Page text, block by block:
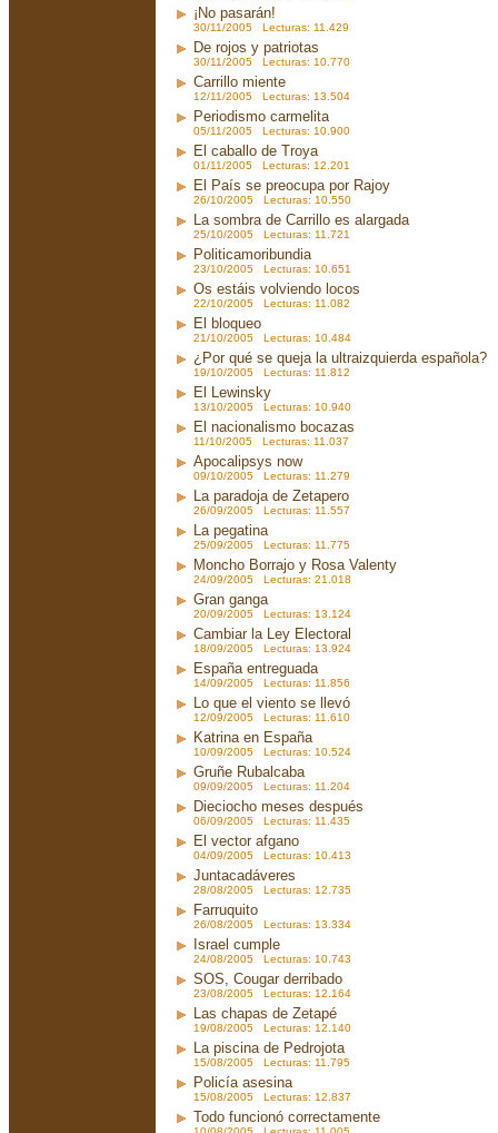
¡No pasarán!
30/11/2005 Lecturas: 11.429
De rojos y patriotas
30/11/2005 Lecturas: 10.770
Carrillo miente
12/11/2005 Lecturas: 13.504
Periodismo carmelita
05/11/2005 Lecturas: 10.900
El caballo de Troya
01/11/2005 Lecturas: 12.201
El País se preocupa por Rajoy
26/10/2005 Lecturas: 10.550
La sombra de Carrillo es alargada
25/10/2005 Lecturas: 11.721
Politicamoribundia
23/10/2005 Lecturas: 10.651
Os estáis volviendo locos
22/10/2005 Lecturas: 11.082
El bloqueo
21/10/2005 Lecturas: 10.484
¿Por qué se queja la ultraizquierda española?
19/10/2005 Lecturas: 11.812
El Lewinsky
13/10/2005 Lecturas: 10.940
El nacionalismo bocazas
11/10/2005 Lecturas: 11.037
Apocalipsys now
09/10/2005 Lecturas: 11.279
La paradoja de Zetapero
26/09/2005 Lecturas: 11.557
La pegatina
25/09/2005 Lecturas: 11.775
Moncho Borrajo y Rosa Valenty
24/09/2005 Lecturas: 21.018
Gran ganga
20/09/2005 Lecturas: 13.124
Cambiar la Ley Electoral
18/09/2005 Lecturas: 13.924
España entreguada
14/09/2005 Lecturas: 11.856
Lo que el viento se llevó
12/09/2005 Lecturas: 11.610
Katrina en España
10/09/2005 Lecturas: 10.524
Gruñe Rubalcaba
09/09/2005 Lecturas: 11.204
Dieciocho meses después
06/09/2005 Lecturas: 11.435
El vector afgano
04/09/2005 Lecturas: 10.413
Juntacadáveres
28/08/2005 Lecturas: 12.735
Farruquito
26/08/2005 Lecturas: 13.334
Israel cumple
24/08/2005 Lecturas: 10.743
SOS, Cougar derribado
23/08/2005 Lecturas: 12.164
Las chapas de Zetapé
19/08/2005 Lecturas: 12.140
La piscina de Pedrojota
15/08/2005 Lecturas: 11.795
Policía asesina
15/08/2005 Lecturas: 12.837
Todo funcionó correctamente